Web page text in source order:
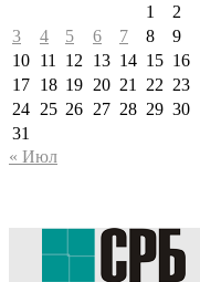
1
2
3
4 5 6 7 8
9
10 11 12 13 14 15 16
17 18 19 20 21 22 23
24 25 26 27 28 29 30
31
« Июл